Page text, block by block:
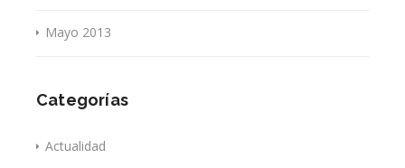
Mayo 2013
Categorías
Actualidad